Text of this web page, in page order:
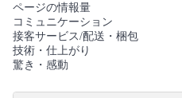
ページの情報量
コミュニケーション
接客サービス/配送・梱包
技術・仕上がり
驚き・感動